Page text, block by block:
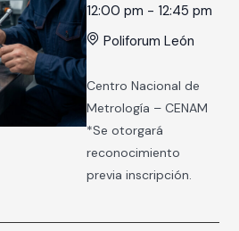
12:00 pm - 12:45 pm
Poliforum León
Centro Nacional de
Metrología – CENAM
*Se otorgará
reconocimiento
previa inscripción.